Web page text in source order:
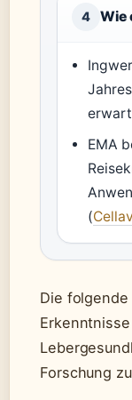
4 Wie
EMA
(
Die
Forschung